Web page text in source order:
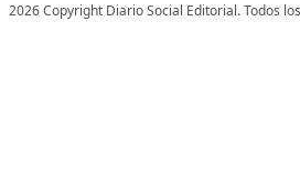
2026 Copyright Diario Social Editorial. Todos